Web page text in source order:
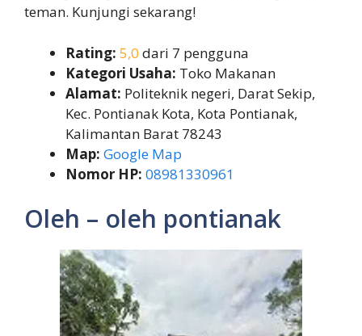
teman. Kunjungi sekarang!
Rating: 5,0 dari 7 pengguna
Kategori Usaha: Toko Makanan
Alamat: Politeknik negeri, Darat Sekip,
Kec. Pontianak Kota, Kota Pontianak,
Kalimantan Barat 78243
Map: Google Map
Nomor HP: 08981330961
Oleh – oleh pontianak